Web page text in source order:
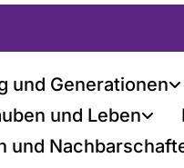
und Generationen
und Leben
und